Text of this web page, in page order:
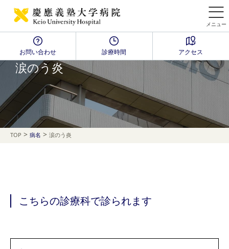
メニュー
お問い合わせ 診療時間 アクセス
Disease Name Search
涙のう炎
TOP > 病名 > 涙のう炎
こちらの診療科で診られます